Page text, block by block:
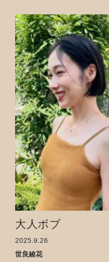
大人ボブ
2025.9.26
世良綾花